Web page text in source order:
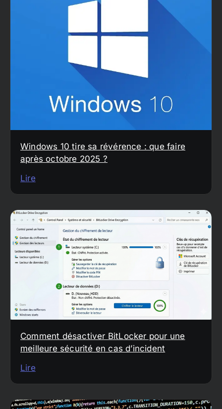
Windows 10 tire sa révérence : que faire
après octobre 2025 ?
Lire
Comment désactiver BitLocker pour une
meilleure sécurité en cas d’incident
Lire